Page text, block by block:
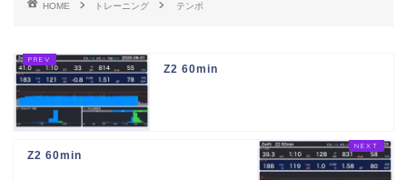
HOME トレーニング テンポ
Z2 60min
Z2 60min